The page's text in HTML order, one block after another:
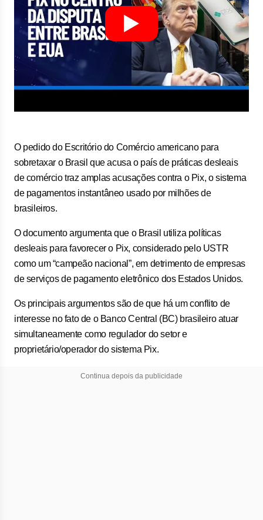
O pedido do Escritório do Comércio americano para
sobretaxar o Brasil que acusa o país de práticas desleais
de comércio traz amplas acusações contra o Pix, o sistema
de pagamentos instantâneo usado por milhões de
brasileiros.
O documento argumenta que o Brasil utiliza políticas
desleais para favorecer o Pix, considerado pelo USTR
como um “campeão nacional”, em detrimento de empresas
de serviços de pagamento eletrônico dos Estados Unidos.
Os principais argumentos são de que há um conflito de
interesse no fato de o Banco Central (BC) brasileiro atuar
simultaneamente como regulador do setor e
proprietário/operador do sistema Pix.
Continua depois da publicidade